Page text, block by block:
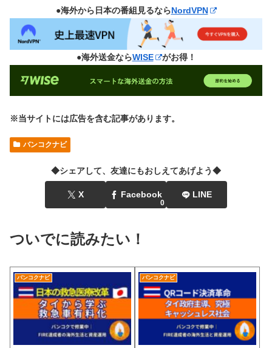
●海外から日本の番組見るならNordVPN
●海外送金ならWISE がお得！
※当サイトには広告を含む記事があります。
バンコクナビ
◆シェアして、友達にもおしえてあげよう◆
X Facebook
0
LINE
ついでに読みたい！
バンコクナビ バンコクナビ